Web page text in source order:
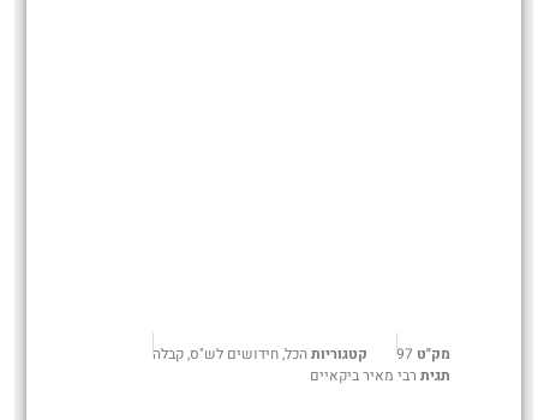
מק"ט 97 קטגוריות הכל,חידושים לש"ס,קבלה
תגית רבי מאיר ביקאיים